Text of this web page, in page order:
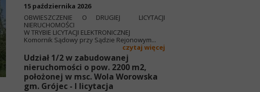
15 października 2026
OBWIESZCZENIE O DRUGIEJ LICYTACJI
NIERUCHOMOŚCI
W TRYBIE LICYTACJI ELEKTRONICZNEJ
Komornik Sądowy przy Sądzie Rejonowym...
czytaj więcej
Udział 1/2 w zabudowanej
nieruchomości o pow. 2200 m2,
położonej w msc. Wola Worowska
gm. Grójec - I licytacja